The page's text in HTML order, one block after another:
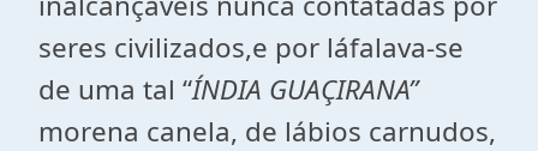
seres civilizados,e por láfalava-se
de uma tal “ÍNDIA GUAÇIRANA”
morena canela, de lábios carnudos,